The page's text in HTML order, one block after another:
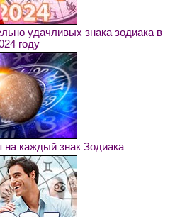
удачливых знака зодиака в
году
на каждый знак Зодиака